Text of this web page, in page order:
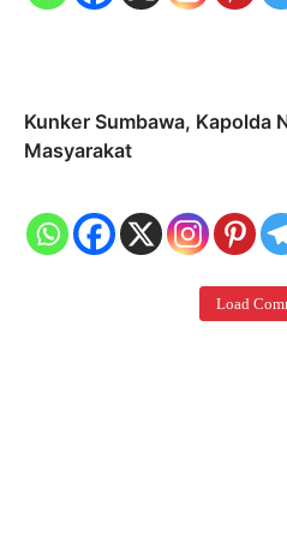
Kunker Sumbawa, Kapolda
Masyarakat
Load